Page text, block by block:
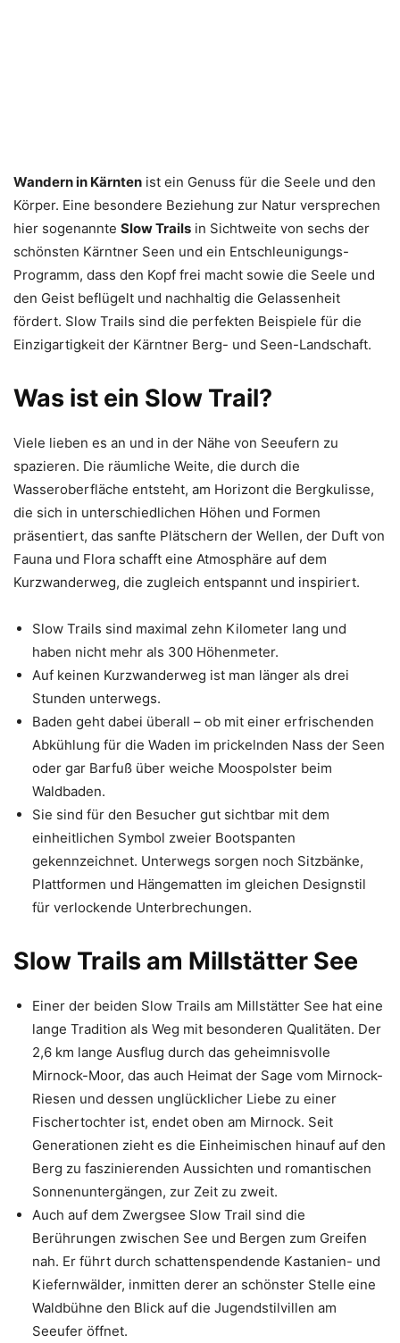
Wandern in Kärnten ist ein Genuss für die Seele und den
Körper. Eine besondere Beziehung zur Natur versprechen
hier sogenannte Slow Trails in Sichtweite von sechs der
schönsten Kärntner Seen und ein Entschleunigungs-
Programm, dass den Kopf frei macht sowie die Seele und
den Geist beflügelt und nachhaltig die Gelassenheit
fördert. Slow Trails sind die perfekten Beispiele für die
Einzigartigkeit der Kärntner Berg- und Seen-Landschaft.
Was ist ein Slow Trail?
Viele lieben es an und in der Nähe von Seeufern zu
spazieren. Die räumliche Weite, die durch die
Wasseroberfläche entsteht, am Horizont die Bergkulisse,
die sich in unterschiedlichen Höhen und Formen
präsentiert, das sanfte Plätschern der Wellen, der Duft von
Fauna und Flora schafft eine Atmosphäre auf dem
Kurzwanderweg, die zugleich entspannt und inspiriert.
Slow Trails sind maximal zehn Kilometer lang und
haben nicht mehr als 300 Höhenmeter.
Auf keinen Kurzwanderweg ist man länger als drei
Stunden unterwegs.
Baden geht dabei überall – ob mit einer erfrischenden
Abkühlung für die Waden im prickelnden Nass der Seen
oder gar Barfuß über weiche Moospolster beim
Waldbaden.
Sie sind für den Besucher gut sichtbar mit dem
einheitlichen Symbol zweier Bootspanten
gekennzeichnet. Unterwegs sorgen noch Sitzbänke,
Plattformen und Hängematten im gleichen Designstil
für verlockende Unterbrechungen.
Slow Trails am Millstätter See
Einer der beiden Slow Trails am Millstätter See hat eine
lange Tradition als Weg mit besonderen Qualitäten. Der
2,6 km lange Ausflug durch das geheimnisvolle
Mirnock-Moor, das auch Heimat der Sage vom Mirnock-
Riesen und dessen unglücklicher Liebe zu einer
Fischertochter ist, endet oben am Mirnock. Seit
Generationen zieht es die Einheimischen hinauf auf den
Berg zu faszinierenden Aussichten und romantischen
Sonnenuntergängen, zur Zeit zu zweit.
Auch auf dem Zwergsee Slow Trail sind die
Berührungen zwischen See und Bergen zum Greifen
nah. Er führt durch schattenspendende Kastanien- und
Kiefernwälder, inmitten derer an schönster Stelle eine
Waldbühne den Blick auf die Jugendstilvillen am
Seeufer öffnet.